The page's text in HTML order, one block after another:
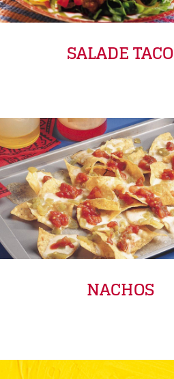
SALADE TACO
NACHOS